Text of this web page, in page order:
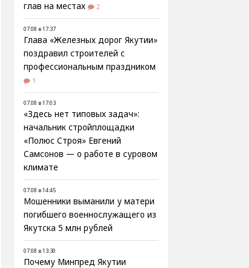
глав на местах
2
07.08 в 17:37
Глава «Железных дорог Якутии»
поздравил строителей с
профессиональным праздником
1
07.08 в 17:03
«Здесь нет типовых задач»:
начальник стройплощадки
«Полюс Строя» Евгений
Самсонов — о работе в суровом
климате
07.08 в 14:45
Мошенники выманили у матери
погибшего военнослужащего из
Якутска 5 млн рублей
07.08 в 13:30
Почему Минпред Якутии